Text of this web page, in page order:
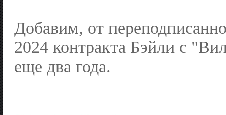
Добавим, от
2024 контракта Бэйли с
еще два года.